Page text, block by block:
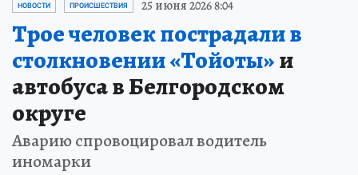
НОВОСТИ ПРОИСШЕСТВИЯ 25 июня 2026 8:04
Трое человек пострадали в
столкновении «Тойоты»и
автобуса в Белгородском
округе
Аварию спровоцировал водитель
иномарки